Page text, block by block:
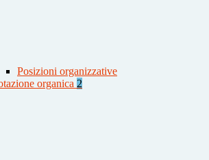
Posizioni organizzative
organica 2